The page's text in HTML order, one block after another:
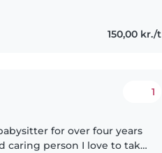
150,00 kr./t
1
for over four years
caring person I love to take